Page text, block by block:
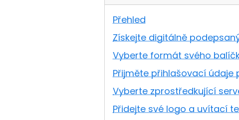
Přehled
Získejte digitálně
Vyberte formát svého
Přijměte přihlašovací
Vyberte zprostředkující
Přidejte své logo a uvítací